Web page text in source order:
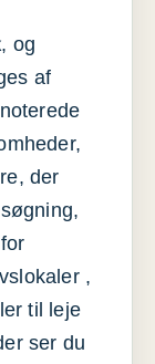
, og
af
der
,
til leje
ser du